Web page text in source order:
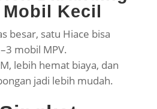
Mobil Kecil
besar, satu Hiace bisa
mobil MPV.
lebih hemat biaya, dan
jadi lebih mudah.